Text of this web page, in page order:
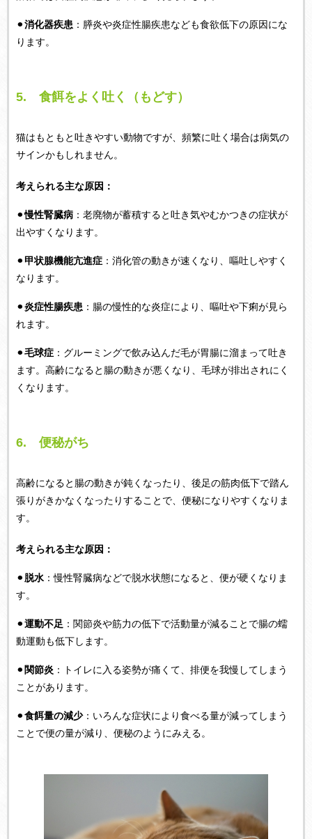
⚫︎消化器疾患 ：膵炎や炎症性腸疾患なども食欲低下の原因にな
ります。
5. 食餌をよく吐く（もどす）
猫はもともと吐きやすい動物ですが、頻繁に吐く場合は病気の
サインかもしれません。
考えられる主な原因：
⚫︎慢性腎臓病 ：老廃物が蓄積すると吐き気やむかつきの症状が
出やすくなります。
⚫︎ 甲状腺機能亢進症 ：消化管の動きが速くなり、嘔吐しやすく
なります。
⚫︎炎症性腸疾患 ：腸の慢性的な炎症により、嘔吐や下痢が見ら
れます。
⚫︎毛球症 ：グルーミングで飲み込んだ毛が胃腸に溜まって吐き
ます。高齢になると腸の動きが悪くなり、毛球が排出されにく
くなります。
6. 便秘がち
高齢になると腸の動きが鈍くなったり、後足の筋肉低下で踏ん
張りがきかなくなったりすることで、便秘になりやすくなりま
す。
考えられる主な原因：
⚫︎ 脱水 ：慢性腎臓病などで脱水状態になると、便が硬くなりま
す。
⚫︎運動不足 ：関節炎や筋力の低下で活動量が減ることで腸の蠕
動運動も低下します。
⚫︎ 関節炎 ：トイレに入る姿勢が痛くて、排便を我慢してしまう
ことがあります。
⚫︎食餌量の減少：いろんな症状により食べる量が減ってしまう
ことで便の量が減り、便秘のようにみえる。